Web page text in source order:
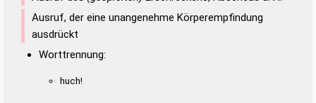
Ausruf, der eine unangenehme Körperempfindung
ausdrückt
Worttrennung:
huch!